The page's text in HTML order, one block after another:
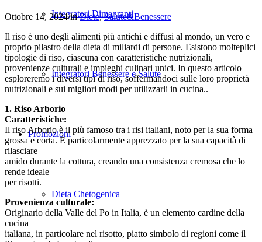
Integratori Dimagranti
Integratori Benessere e Salute
Promozioni
Dieta Chetogenica
Ottobre 14, 2024/inDiete,Salute&Benessere
Il riso è uno degli alimenti più antichi e diffusi al mondo, un vero e
proprio pilastro della dieta di miliardi di persone. Esistono molteplici
tipologie di riso, ciascuna con caratteristiche nutrizionali,
provenienze culturali e impieghi culinari unici. In questo articolo
esploreremo i diversi tipi di riso, soffermandoci sulle loro proprietà
nutrizionali e sui migliori modi per utilizzarli in cucina..
1. Riso Arborio
Caratteristiche:
Il riso Arborio è il più famoso tra i risi italiani, noto per la sua forma
grossa e corta. È particolarmente apprezzato per la sua capacità di
rilasciare
amido durante la cottura, creando una consistenza cremosa che lo
rende ideale
per risotti.
Provenienza culturale:
Originario della Valle del Po in Italia, è un elemento cardine della
cucina
italiana, in particolare nel risotto, piatto simbolo di regioni come il